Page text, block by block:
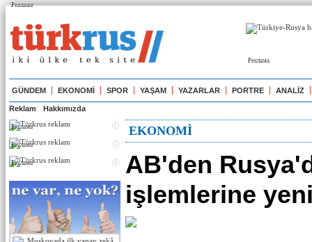
Реклама
Реклама
GÜNDEM EKONOMİ SPOR YAŞAM YAZARLAR PORTRE ANALİZ
Reklam Hakkımızda
Реклама
Реклама
Реклама
EKONOMİ
AB'den
işlemlerine yeni